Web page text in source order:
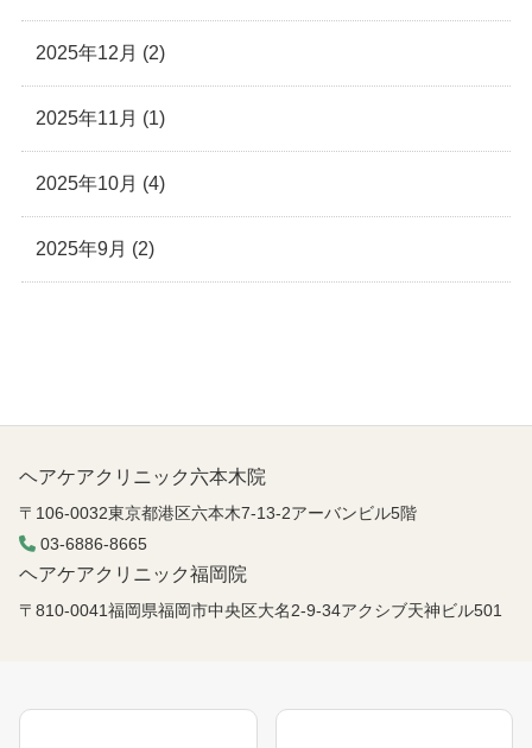
2025年12月 (2)
2025年11月 (1)
2025年10月 (4)
2025年9月 (2)
六本木院
六本木院
六本木院
ヘアケアクリニック六本木院
〒106-0032東京都港区六本木7-13-2アーバンビル5階
03-6886-8665
ヘアケアクリニック福岡院
〒810-0041福岡県福岡市中央区大名2-9-34アクシブ天神ビル501